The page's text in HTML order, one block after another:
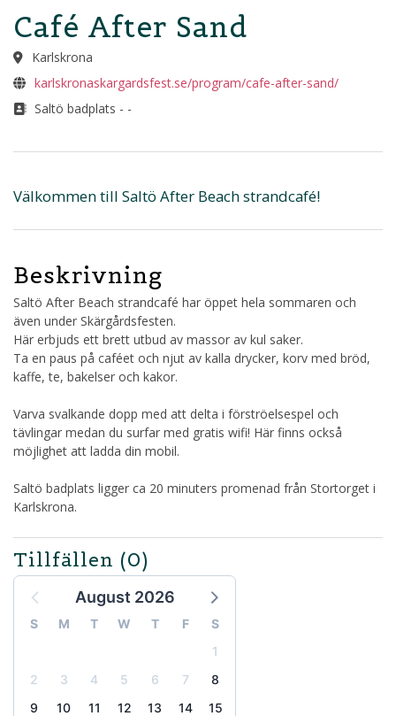
Café After Sand
Karlskrona
karlskronaskargardsfest.se/program/cafe-after-sand/
Saltö badplats - -
Välkommen till Saltö After Beach strandcafé!
Beskrivning
Saltö After Beach strandcafé har öppet hela sommaren och
även under Skärgårdsfesten.
Här erbjuds ett brett utbud av massor av kul saker.
Ta en paus på caféet och njut av kalla drycker, korv med bröd,
kaffe, te, bakelser och kakor.
Varva svalkande dopp med att delta i förströelsespel och
tävlingar medan du surfar med gratis wifi! Här finns också
möjlighet att ladda din mobil.
Saltö badplats ligger ca 20 minuters promenad från Stortorget i
Karlskrona.
Tillfällen (0)
August 2026
S M T W T F
S
1
2
3 4 5 6 7
8
9
10 11 12 13 14
15